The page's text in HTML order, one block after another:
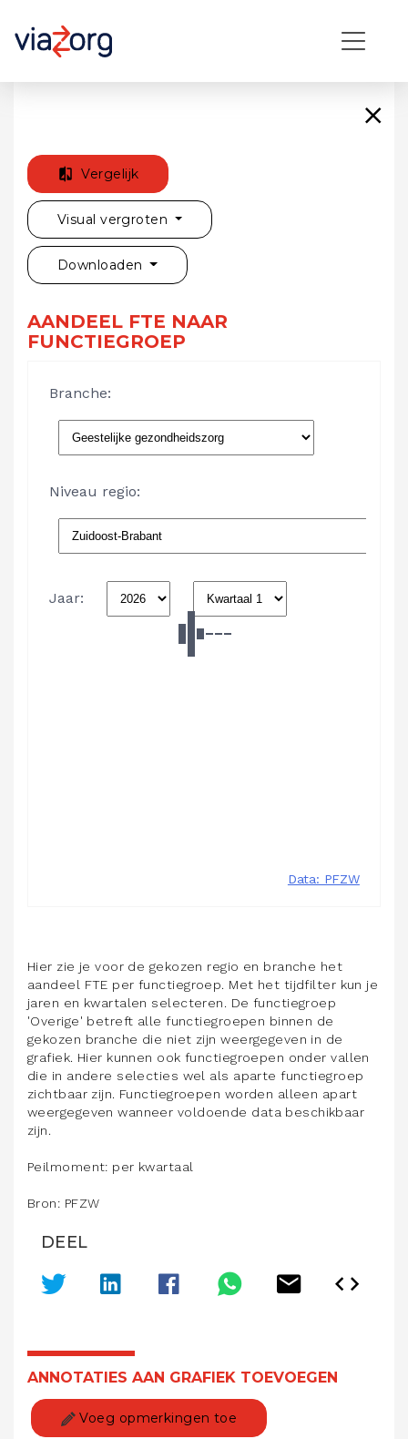
Vergelijk
Visual vergroten
Downloaden
AANDEEL FTE NAAR
FUNCTIEGROEP
Hier zie je voor de gekozen regio en branche het
aandeel FTE per functiegroep. Met het tijdfilter kun je
jaren en kwartalen selecteren. De functiegroep
'Overige' betreft alle functiegroepen binnen de
gekozen branche die niet zijn weergegeven in de
grafiek. Hier kunnen ook functiegroepen onder vallen
die in andere selecties wel als aparte functiegroep
zichtbaar zijn. Functiegroepen worden alleen apart
weergegeven wanneer voldoende data beschikbaar
zijn.
Peilmoment: per kwartaal
Bron: PFZW
DEEL
ANNOTATIES AAN GRAFIEK TOEVOEGEN
Voeg opmerkingen toe